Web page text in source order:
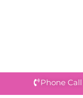
Phone Call